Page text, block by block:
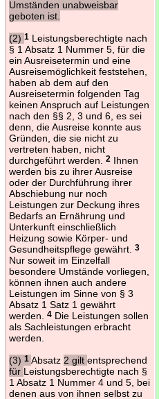
Umständen unabweisbar
geboten ist.
(2) 1Leistungsberechtigte nach
§ 1 Absatz 1 Nummer 5, für die
ein Ausreisetermin und eine
Ausreisemöglichkeit feststehen,
haben ab dem auf den
Ausreisetermin folgenden Tag
keinen Anspruch auf Leistungen
nach den §§ 2, 3 und 6, es sei
denn, die Ausreise konnte aus
Gründen, die sie nicht zu
vertreten haben, nicht
durchgeführt werden.
2Ihnen
werden bis zu ihrer Ausreise
oder der Durchführung ihrer
Abschiebung nur noch
Leistungen zur Deckung ihres
Bedarfs an Ernährung und
Unterkunft einschließlich
Heizung sowie Körper- und
Gesundheitspflege gewährt.
3
Nur soweit im Einzelfall
besondere Umstände vorliegen,
können ihnen auch andere
Leistungen im Sinne von § 3
Absatz 1 Satz 1 gewährt
werden.
4Die Leistungen sollen
als Sachleistungen erbracht
werden.
(3) 1 Absatz 2 gilt entsprechend
für Leistungsberechtigte nach §
1 Absatz 1 Nummer 4 und 5, bei
denen aus von ihnen selbst zu